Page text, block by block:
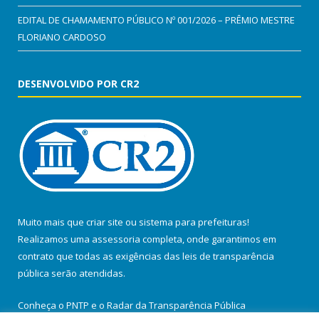
EDITAL DE CHAMAMENTO PÚBLICO Nº 001/2026 – PRÊMIO MESTRE
FLORIANO CARDOSO
DESENVOLVIDO POR CR2
Muito mais que criar site ou sistema para prefeituras!
Realizamos uma assessoria completa, onde garantimos em
contrato que todas as exigências das leis de transparência
pública serão atendidas.
Conheça o PNTP e o Radar da Transparência Pública